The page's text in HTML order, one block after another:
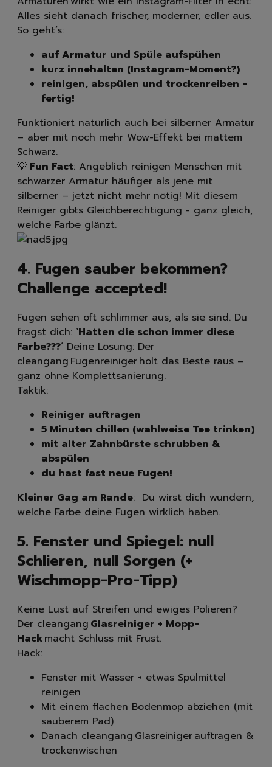
Alles sieht danach frischer, moderner, edler aus.
So geht’s:
auf Armatur und Spüle aufspühen
kurz innehalten (Instagram-Moment?)
reinigen, abspülen und trockenreiben -
fertig!
Funktioniert natürlich auch bei silberner Armatur
– aber mit noch mehr Wow-Effekt bei mattem
Schwarz.
💡 Fun Fact: Angeblich reinigen Menschen mit
schwarzer Armatur häufiger als jene mit
silberner – jetzt nicht mehr nötig! Mit diesem
Reiniger gibts Gleichberechtigung - ganz gleich,
welche Farbe glänzt.
4. Fugen sauber bekommen?
Challenge accepted!
Fugen sehen oft schlimmer aus, als sie sind. Du
fragst dich: `Hatten die schon immer diese
Farbe???´ Deine Lösung: Der
cleangang Fugenreiniger holt das Beste raus –
ganz ohne Komplettsanierung.
Taktik:
Reiniger auftragen
5 Minuten chillen (wahlweise Tee trinken)
mit alter Zahnbürste schrubben &
abspülen
du hast fast neue Fugen!
Kleiner Gag am Rande: Du wirst dich wundern,
welche Farbe deine Fugen wirklich haben.
5. Fenster und Spiegel: null
Schlieren, null Sorgen (+
Wischmopp-Pro-Tipp)
Keine Lust auf Streifen und ewiges Polieren?
Der cleangang Glasreiniger + Mopp-
Hackmacht Schluss mit Frust.
Hack:
Fenster mit Wasser + etwas Spülmittel
reinigen
Mit einem flachen Bodenmop abziehen (mit
sauberem Pad)
Danach cleangang Glasreiniger auftragen &
trockenwischen